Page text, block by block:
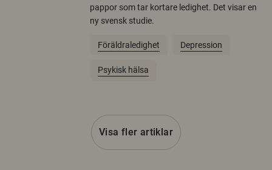
pappor som tar kortare ledighet. Det visar en
ny svensk studie.
Föräldraledighet Depression
Psykisk hälsa
Visa fler artiklar